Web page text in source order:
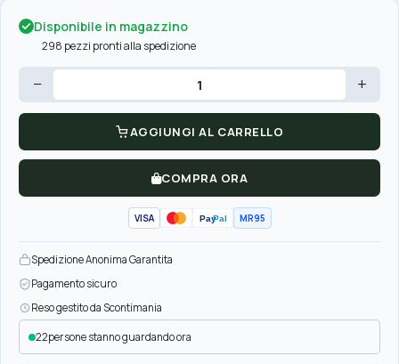
Disponibile in magazzino
298 pezzi pronti alla spedizione
− +
AGGIUNGI AL CARRELLO
COMPRA ORA
VISA PayPal MR95
Spedizione Anonima Garantita
Pagamento sicuro
Reso gestito da Scontimania
23persone stanno guardando ora